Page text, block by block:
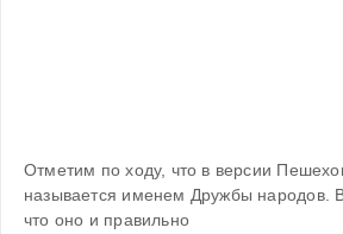
Отметим по ходу, что в версии
называется именем Дружбы народов.
что оно и правильно